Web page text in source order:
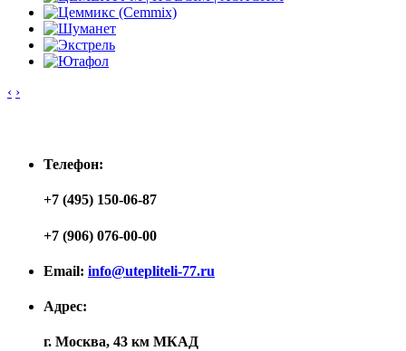
‹ ›
Телефон:
+7 (495) 150-06-87
+7 (906) 076-00-00
Email: info@utepliteli-77.ru
Адрес:
г. Москва, 43 км МКАД